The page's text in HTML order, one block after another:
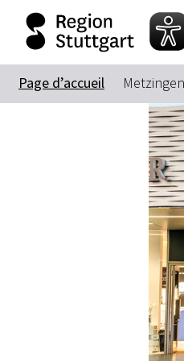
Page d’accueil Metzingen